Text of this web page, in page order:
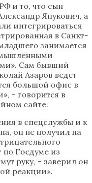
и то, что сын
Янукович, а
интегрироваться
в Санкт-
занимается
Сам бывший
Азаров ведет
большой офис в
– говорится в
сайте.
в спецслужбы и к
он не получил на
по Госдуме из
руку, – заверил он
реакции».